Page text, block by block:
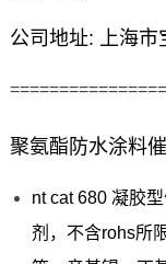
公司地址: 上海市
聚氨酯防水涂料
nt cat 680 凝胶
剂，不含rohs所